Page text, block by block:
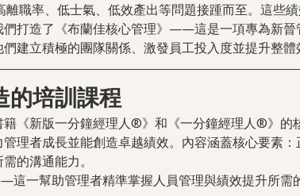
職率、低士氣、低效產出等問題接踵而至。這些
打造了《布蘭佳核心管理》——這是一項專為新晉
建立積極的團隊關係、激發員工投入度並提升整體
的培訓課程
籍《新版一分鐘經理人®》和《一分鐘經理人®》的
理者成長並能創造卓越績效。內容涵蓋核心要素
的溝通能力。
一幫助管理者精準掌握人員管理與績效提升所需